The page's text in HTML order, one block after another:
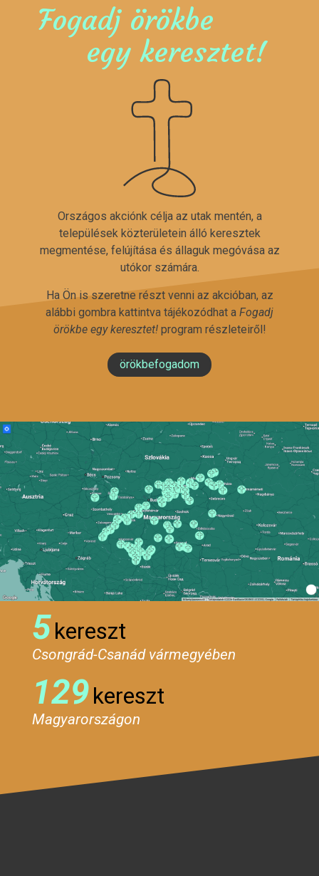
Fogadj örökbe
egy keresztet!
Országos akciónk célja az utak mentén, a
települések közterületein álló keresztek
megmentése, felújítása és állaguk megóvása az
utókor számára.
Ha Ön is szeretne részt venni az akcióban, az
alábbi gombra kattintva tájékozódhat a Fogadj
örökbe egy keresztet!program részleteiről!
örökbefogadom
5kereszt
Csongrád-Csanád vármegyében
129kereszt
Magyarországon